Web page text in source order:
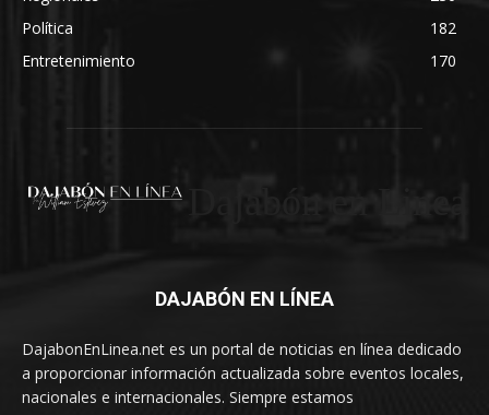
Política
182
Entretenimiento
170
DAJABÓN EN LÍNEA
DajabonEnLinea.net es un portal de noticias en línea dedicado
a proporcionar información actualizada sobre eventos locales,
nacionales e internacionales. Siempre estamos